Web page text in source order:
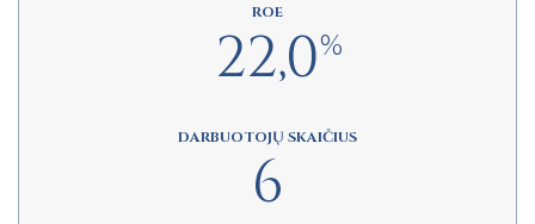
ROE
22,0%
DARBUOTOJŲ SKAIČIUS
6